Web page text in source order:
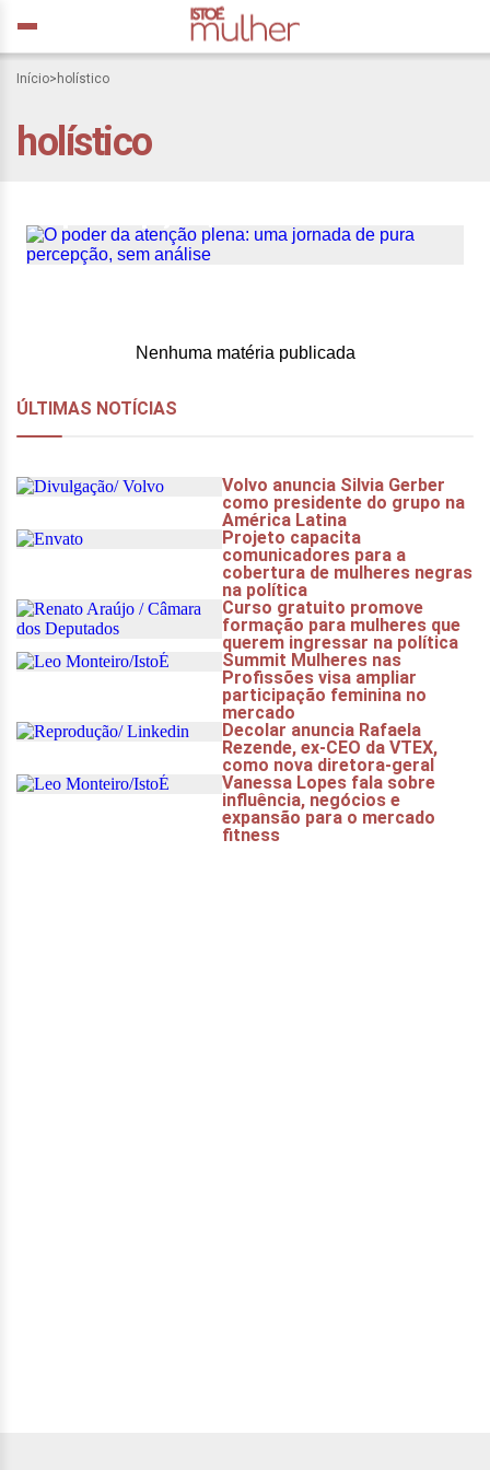
Início> holístico
holístico
O poder da atenção plena:
Nenhuma matéria publicada